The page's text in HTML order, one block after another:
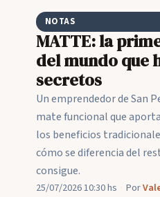
NOTAS
MATTE: la
del mundo que
secretos
Un emprendedor de San
mate funcional que
los beneficios
cómo se diferencia del
consigue.
25/07/2026 10:30 hs Por